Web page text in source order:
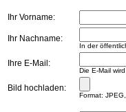
Ihr Vorname:
Ihr Nachname:
In der
Ihre E-Mail:
Die E-Mail
Bild hochladen:
Format: